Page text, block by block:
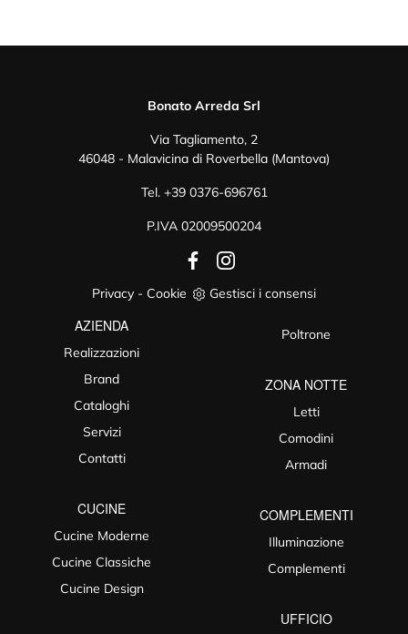
Bonato Arreda Srl
Via Tagliamento, 2
46048 - Malavicina di Roverbella (Mantova)
Tel. +39 0376-696761
P.IVA 02009500204
Privacy - Cookie Gestisci i consensi
AZIENDA
Realizzazioni
Brand
Cataloghi
Servizi
Contatti
CUCINE
Cucine Moderne
Cucine Classiche
Cucine Design
Poltrone
ZONA NOTTE
Letti
Comodini
Armadi
COMPLEMENTI
Illuminazione
Complementi
UFFICIO